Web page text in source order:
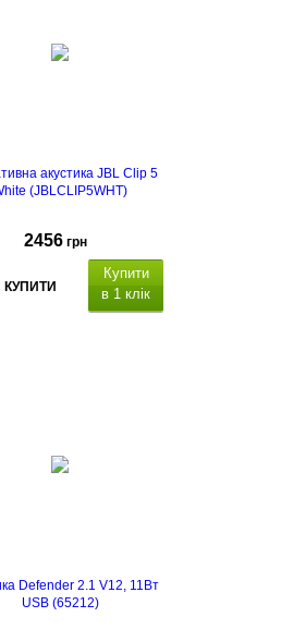
акустика JBL Clip 5
(JBLCLIP5WHT)
2456 грн
КУПИТИ
Купити
в 1 клік
Defender 2.1 V12, 11Вт
USB (65212)